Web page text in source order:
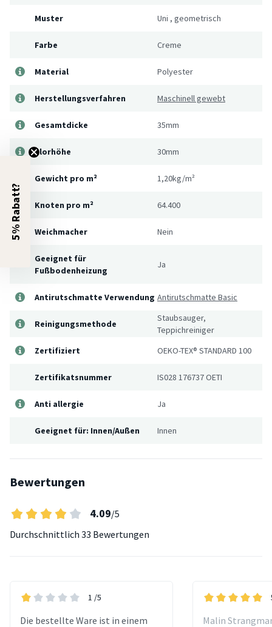
Muster Uni , geometrisch
Farbe Creme
Material Polyester
Herstellungsverfahren Maschinell gewebt
Gesamtdicke 35mm
Florhöhe 30mm
Gewicht pro m² 1,20kg/m²
Knoten pro m² 64.400
Weichmacher Nein
Geeignet für
Fußbodenheizung
Ja
Antirutschmatte Verwendung Antirutschmatte Basic
Reinigungsmethode
Staubsauger,
Teppichreiniger
Zertifiziert
OEKO-TEX® STANDARD 100
Zertifikatsnummer IS028 176737 OETI
Anti allergie Ja
Geeignet für: Innen/Außen Innen
Bewertungen
4.09/5
Durchschnittlich 33 Bewertungen
1 /5
Die bestellte Ware ist in einem
Malin
5% Rabatt?